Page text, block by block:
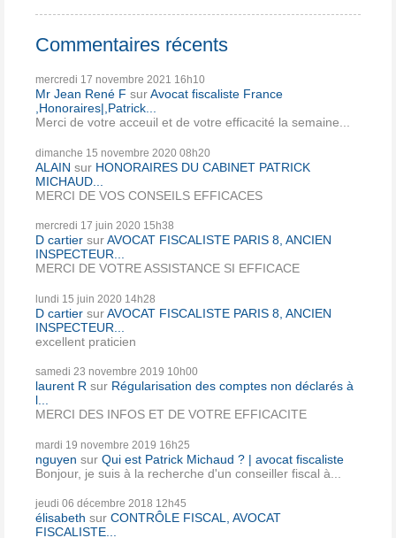
Commentaires récents
mercredi 17 novembre 2021 16h10
Mr Jean René F surAvocat fiscaliste France
,Honoraires|,Patrick...
Merci de votre acceuil et de votre efficacité la semaine...
dimanche 15 novembre 2020 08h20
ALAIN sur HONORAIRES DU CABINET PATRICK
MICHAUD...
MERCI DE VOS CONSEILS EFFICACES
mercredi 17 juin 2020 15h38
D cartier surAVOCAT FISCALISTE PARIS 8, ANCIEN
INSPECTEUR...
MERCI DE VOTRE ASSISTANCE SI EFFICACE
lundi 15 juin 2020 14h28
D cartier surAVOCAT FISCALISTE PARIS 8, ANCIEN
INSPECTEUR...
excellent praticien
samedi 23 novembre 2019 10h00
laurent R sur Régularisation des comptes non déclarés à
l...
MERCI DES INFOS ET DE VOTRE EFFICACITE
mardi 19 novembre 2019 16h25
nguyen sur Qui est Patrick Michaud ? | avocat fiscaliste
Bonjour, je suis à la recherche d'un conseiller fiscal à...
jeudi 06 décembre 2018 12h45
élisabeth sur CONTRÔLE FISCAL, AVOCAT
FISCALISTE...